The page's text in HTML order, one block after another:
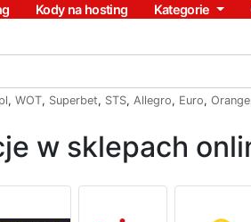
Kody na hosting Kategorie
, WOT, Superbet, STS, Allegro, Euro, Orange
w sklepach